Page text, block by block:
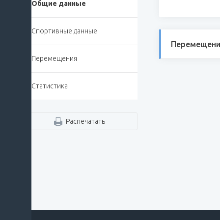
Общие данные
Спортивные данные
Перемещения
Статистика
Распечатать